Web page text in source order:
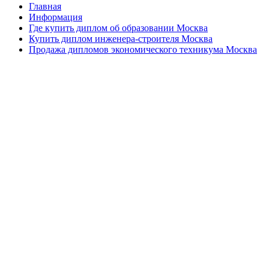
Главная
Информация
Где купить диплом об образовании Москва
Купить диплом инженера-строителя Москва
Продажа дипломов экономического техникума Москва